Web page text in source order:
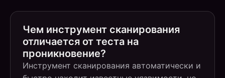
Чем инструмент сканирования
отличается от теста на
проникновение?
Инструмент сканирования автоматически и